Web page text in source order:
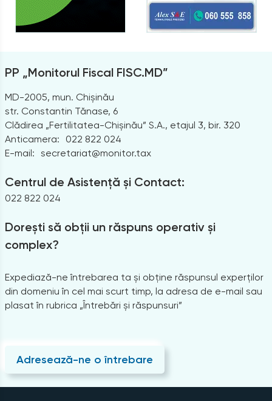
PP „Monitorul Fiscal FISC.MD”
MD-2005, mun. Chișinău
str. Constantin Tănase, 6
Clădirea „Fertilitatea-Chișinău” S.A., etajul 3, bir. 320
Anticamera:
022 822 024
E-mail: secretariat@monitor.tax
Centrul de Asistență și Contact:
022 822 024
Dorești să obții un răspuns operativ și
complex?
Expediază-ne întrebarea ta și obține răspunsul experților
din domeniu în cel mai scurt timp, la adresa de e-mail sau
plasat în rubrica „Întrebări și răspunsuri”
Adresează-ne o întrebare